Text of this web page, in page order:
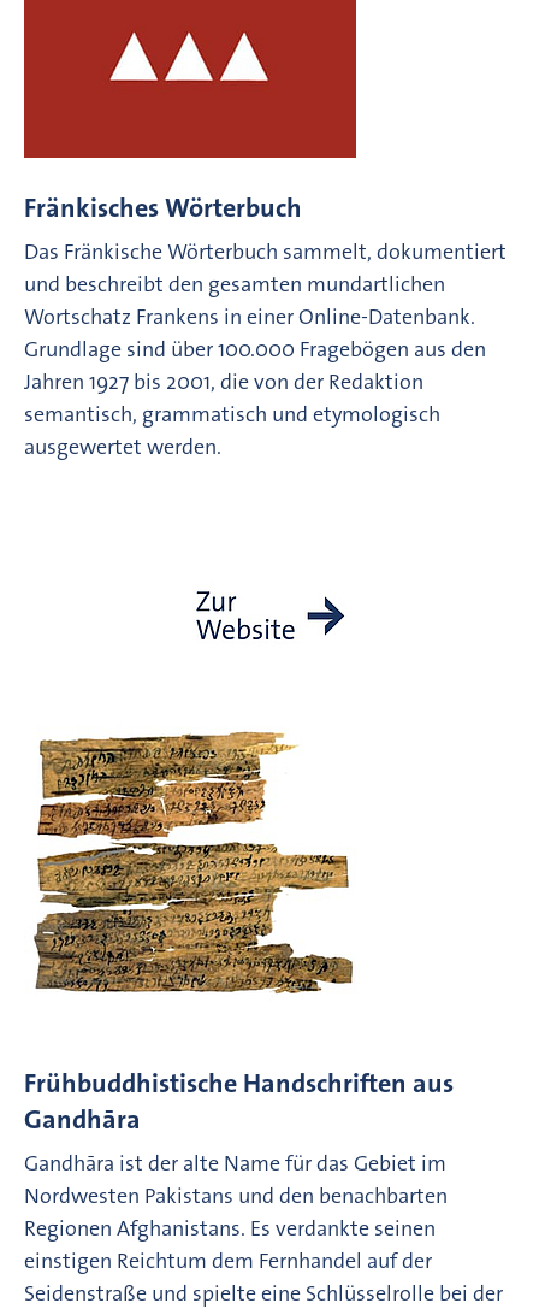
Fränkisches Wörterbuch
Das Fränkische Wörterbuch sammelt, dokumentiert
und beschreibt den gesamten mundartlichen
Wortschatz Frankens in einer Online-Datenbank.
Grundlage sind über 100.000 Fragebögen aus den
Jahren 1927 bis 2001, die von der Redaktion
semantisch, grammatisch und etymologisch
ausgewertet werden.
Frühbuddhistische Handschriften aus
Gandhāra
Gandhāra ist der alte Name für das Gebiet im
Nordwesten Pakistans und den benachbarten
Regionen Afghanistans. Es verdankte seinen
einstigen Reichtum dem Fernhandel auf der
Seidenstraße und spielte eine Schlüsselrolle bei der